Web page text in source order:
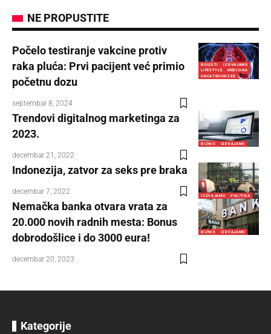
NE PROPUSTITE
BOLESTI
IZDVAJAMO
LIFESTYLE
MEDICINA
UNCATEGORIZED
Počelo testiranje vakcine protiv
raka pluća: Prvi pacijent već primio
početnu dozu
septembar 8, 2024
BIZNIS IZDVAJAMO
Trendovi digitalnog marketinga za
2023.
decembar 21, 2022
IZDVAJAMO POLITIKA
Indonezija, zatvor za seks pre braka
decembar 7, 2022
BIZNIS IZDVAJAMO
Nemačka banka otvara vrata za
20.000 novih radnih mesta: Bonus
dobrodošlice i do 3000 eura!
decembar 20, 2023
Kategorije